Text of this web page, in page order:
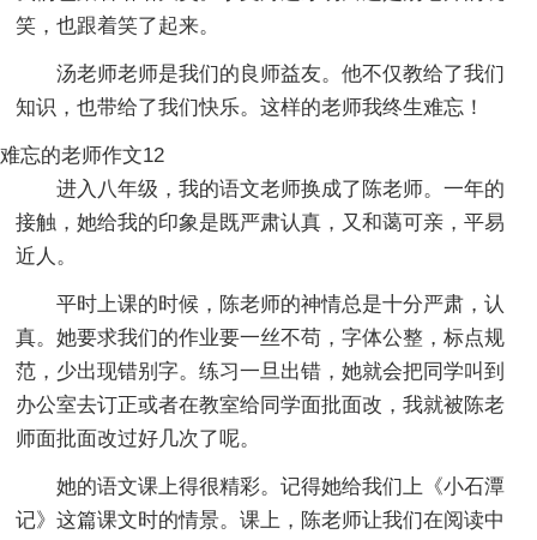
笑，也跟着笑了起来。
汤老师老师是我们的良师益友。他不仅教给了我们
知识，也带给了我们快乐。这样的老师我终生难忘！
难忘的老师作文12
进入八年级，我的语文老师换成了陈老师。一年的
接触，她给我的印象是既严肃认真，又和蔼可亲，平易
近人。
平时上课的时候，陈老师的神情总是十分严肃，认
真。她要求我们的作业要一丝不苟，字体公整，标点规
范，少出现错别字。练习一旦出错，她就会把同学叫到
办公室去订正或者在教室给同学面批面改，我就被陈老
师面批面改过好几次了呢。
她的语文课上得很精彩。记得她给我们上《小石潭
记》这篇课文时的情景。课上，陈老师让我们在阅读中